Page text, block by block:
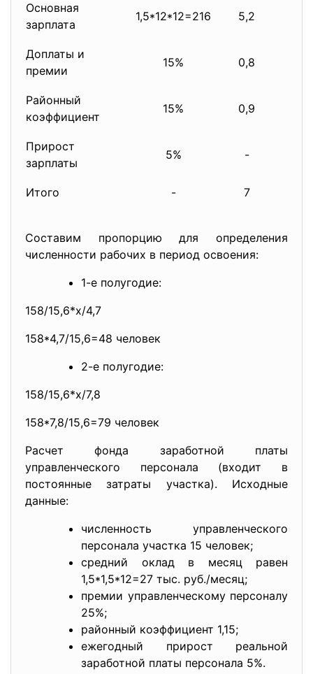
Основная
зарплата
1,5*12*12=216 5,2
Доплаты и
премии
15% 0,8
Районный
коэффициент
15% 0,9
Прирост
зарплаты
5% -
Итого - 7
Составим пропорцию для определения
численности рабочих в период освоения:
1-е полугодие:
158/15,6*х/4,7
158*4,7/15,6=48 человек
2-е полугодие:
158/15,6*х/7,8
158*7,8/15,6=79 человек
Расчет фонда заработной платы
управленческого персонала (входит в
постоянные затраты участка). Исходные
данные:
численность управленческого
персонала участка 15 человек;
средний оклад в месяц равен
1,5*1,5*12=27 тыс. руб./месяц;
премии управленческому персоналу
25%;
районный коэффициент 1,15;
ежегодный прирост реальной
заработной платы персонала 5%.